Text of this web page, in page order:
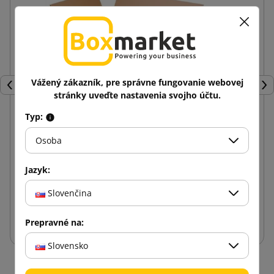
Späť
Hnedá klopová krabica K070 400x300x70 Inpost
od s DPH
Vážený zákazník, pre správne fungovanie webovej
stránky uveďte nastavenia svojho účtu.
Typ:
Osoba
Jazyk:
Slovenčina
Prepravné na:
Slovensko